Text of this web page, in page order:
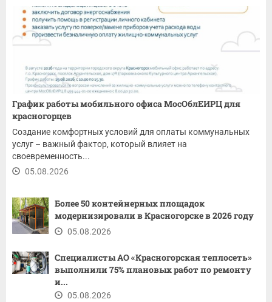
График работы мобильного офиса МосОблЕИРЦ для
красногорцев
Создание комфортных условий для оплаты коммунальных
услуг – важный фактор, который влияет на
своевременность...
05.08.2026
Более 50 контейнерных площадок
модернизировали в Красногорске в 2026 году
05.08.2026
Специалисты АО «Красногорская теплосеть»
выполнили 75% плановых работ по ремонту
и...
05.08.2026